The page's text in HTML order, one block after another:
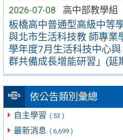
2026-07-08 高中部教學組
板橋高中普通型高級中等
與北市生活科技教 師專業
學年度7月生活科技中心
群共備成長增能研習」(延
依公告類別彙總
自主學習 ( 53 )
最新消息 ( 6,699 )